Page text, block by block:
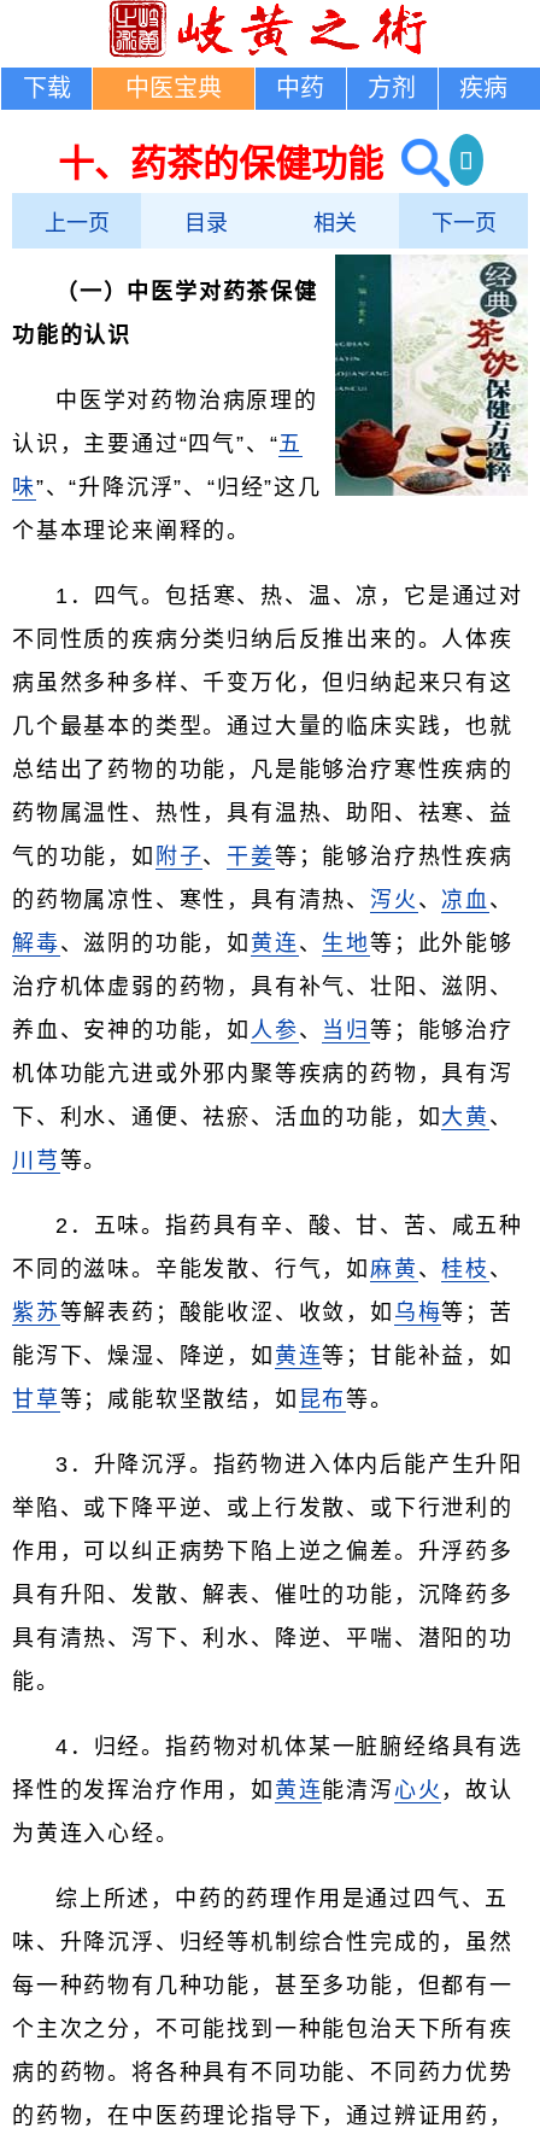
下载 中医宝典 中药 方剂 疾病
十、药茶的保健功能
上一页 目录 相关 下一页
（一）中医学对药茶保健
功能的认识
中医学对药物治病原理的
认识，主要通过“四气”、“五
味”、“升降沉浮”、“归经”这几
个基本理论来阐释的。
1．四气。包括寒、热、温、凉，它是通过对
不同性质的疾病分类归纳后反推出来的。人体疾
病虽然多种多样、千变万化，但归纳起来只有这
几个最基本的类型。通过大量的临床实践，也就
总结出了药物的功能，凡是能够治疗寒性疾病的
药物属温性、热性，具有温热、助阳、祛寒、益
气的功能，如 附子、 干姜等；能够治疗热性疾病
的药物属凉性、寒性，具有清热、 泻火 、 凉血、
解毒、滋阴的功能，如 黄连、 生地等；此外能够
治疗机体虚弱的药物，具有补气、壮阳、滋阴、
养血、安神的功能，如 人参、 当归等；能够治疗
机体功能亢进或外邪内聚等疾病的药物，具有泻
下、利水、通便、祛瘀、活血的功能，如 大黄 、
川芎等。
2．五味。指药具有辛、酸、甘、苦、咸五种
不同的滋味。辛能发散、行气，如 麻黄 、桂枝 、
紫苏等解表药；酸能收涩、收敛，如 乌梅等；苦
能泻下、燥湿、降逆，如 黄连等；甘能补益，如
甘草等；咸能软坚散结，如 昆布等。
3．升降沉浮。指药物进入体内后能产生升阳
举陷、或下降平逆、或上行发散、或下行泄利的
作用，可以纠正病势下陷上逆之偏差。升浮药多
具有升阳、发散、解表、催吐的功能，沉降药多
具有清热、泻下、利水、降逆、平喘、潜阳的功
能。
4．归经。指药物对机体某一脏腑经络具有选
择性的发挥治疗作用，如 黄连能清泻 心火 ，故认
为黄连入心经。
综上所述，中药的药理作用是通过四气、五
味、升降沉浮、归经等机制综合性完成的，虽然
每一种药物有几种功能，甚至多功能，但都有一
个主次之分，不可能找到一种能包治天下所有疾
病的药物。将各种具有不同功能、不同药力优势
的药物，在中医药理论指导下，通过辨证用药，